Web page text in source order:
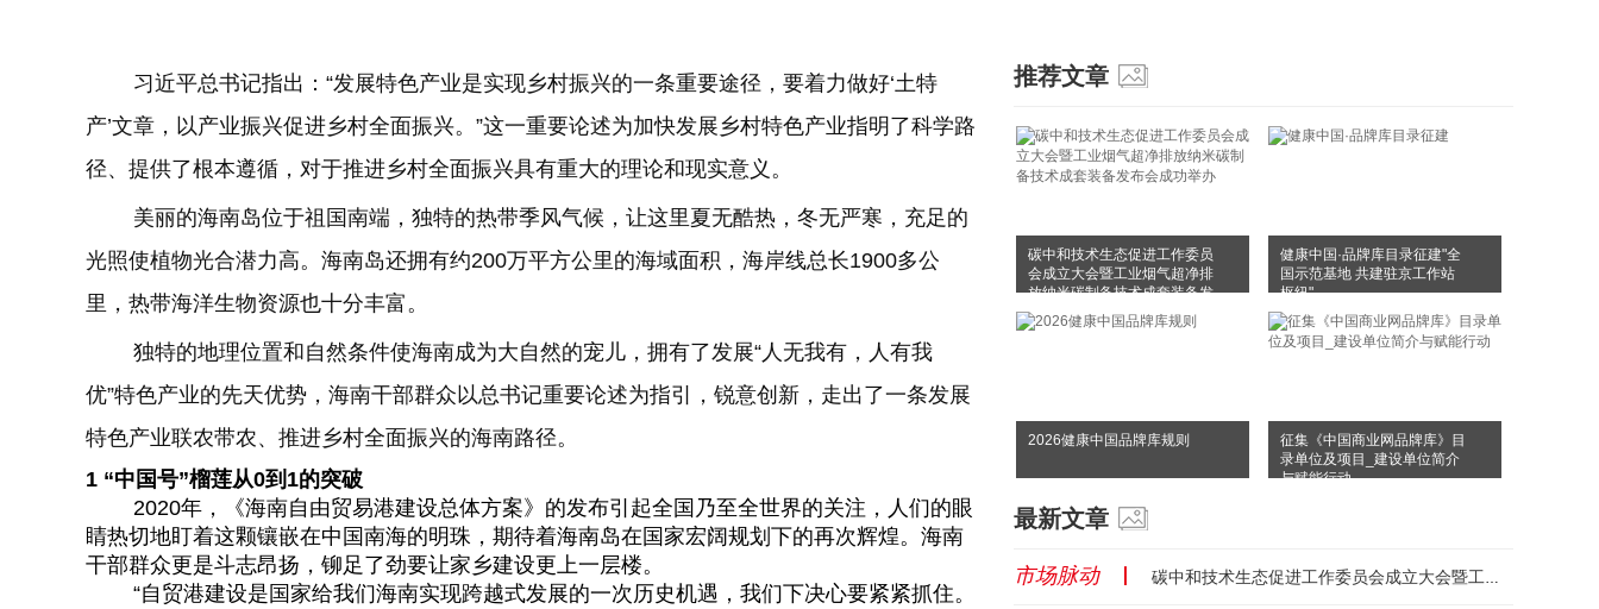
习近平总书记指出：“发展特色产业是实现乡村振兴的一条重要途径，要着力做好‘土特
产’文章，以产业振兴促进乡村全面振兴。”这一重要论述为加快发展乡村特色产业指明了科学路
径、提供了根本遵循，对于推进乡村全面振兴具有重大的理论和现实意义。
美丽的海南岛位于祖国南端，独特的热带季风气候，让这里‌夏无酷热，冬无严寒，充足的
光照使植物光合潜力高。海南岛还拥有约200万平方公里的海域面积，海岸线总长1900多公
里，热带海洋生物资源也十分丰富。
独特的地理位置和自然条件使海南成为大自然的宠儿，拥有了发展“人无我有，人有我
优”特色产业的先天优势，海南干部群众以总书记重要论述为指引，锐意创新，走出了一条发展
特色产业联农带农、推进乡村全面振兴的海南路径。
1 “中国号”榴莲从0到1的突破
2020年，《海南自由贸易港建设总体方案》的发布引起全国乃至全世界的关注，人们的眼
睛热切地盯着这颗镶嵌在中国南海的明珠，期待着海南岛在国家宏阔规划下的再次辉煌。海南
干部群众更是斗志昂扬，铆足了劲要让家乡建设更上一层楼。
“自贸港建设是国家给我们海南实现跨越式发展的一次历史机遇，我们下决心要紧紧抓住。
推荐文章
碳中和技术生态促进工作委员
会成立大会暨工业烟气超净排
放纳米碳制备技术成套装备发
布会成功举办
健康中国·品牌库目录征建"全
国示范基地 共建驻京工作站
枢纽"
2026健康中国品牌库规则
征集《中国商业网品牌库》目
录单位及项目_建设单位简介
与赋能行动
最新文章
市场脉动 碳中和技术生态促进工作委员会成立大会暨工业烟气超净排放纳米碳制备技术成套装备发布会成功举办...